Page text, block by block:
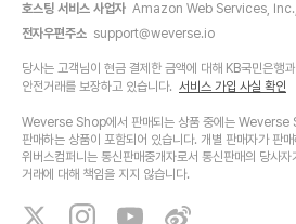
호스팅 서비스 사업자 Amazon Web Services,
전자우편주소 support@weverse.io
당사는 고객님이 현금 결제한 금액에 대해 KB국민은행
안전거래를 보장하고 있습니다. 서비스 가입 사실 확인
Weverse Shop에서 판매되는 상품 중에는 Weverse
판매하는 상품이 포함되어 있습니다. 개별 판매자가 판
위버스컴퍼니는 통신판매중개자로서 통신판매의 당사
거래에 대해 책임을 지지 않습니다.